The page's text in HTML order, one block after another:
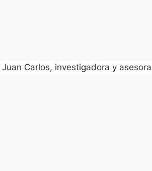
Carlos, investigadora y